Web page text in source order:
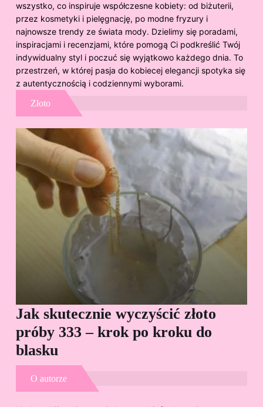
wszystko, co inspiruje współczesne kobiety: od biżuterii,
przez kosmetyki i pielęgnację, po modne fryzury i
najnowsze trendy ze świata mody. Dzielimy się poradami,
inspiracjami i recenzjami, które pomogą Ci podkreślić Twój
indywidualny styl i poczuć się wyjątkowo każdego dnia. To
przestrzeń, w której pasja do kobiecej elegancji spotyka się
z autentycznością i codziennymi wyborami.
Złoto
Jak skutecznie wyczyścić złoto
próby 333 – krok po kroku do
blasku
O autorze